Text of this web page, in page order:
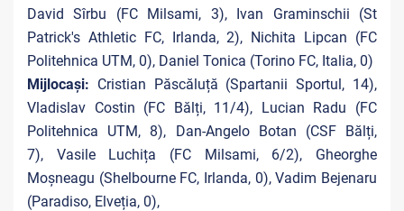
David Sîrbu (FC Milsami, 3), Ivan Graminschii (St
Patrick's Athletic FC, Irlanda, 2), Nichita Lipcan (FC
Politehnica UTM, 0), Daniel Tonica (Torino FC, Italia, 0)
Mijlocași: Cristian Păscăluță (Spartanii Sportul, 14),
Vladislav Costin (FC Bălți, 11/4), Lucian Radu (FC
Politehnica UTM, 8), Dan-Angelo Botan (CSF Bălți,
7), Vasile Luchița (FC Milsami, 6/2), Gheorghe
Moșneagu (Shelbourne FC, Irlanda, 0), Vadim Bejenaru
(Paradiso, Elveția, 0),